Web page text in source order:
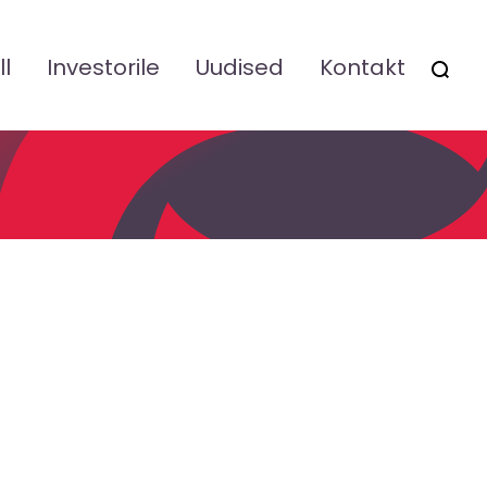
Investorile Uudised Kontakt OTSI